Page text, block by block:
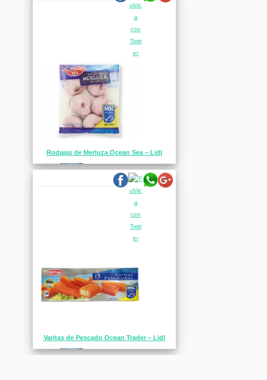
Rodajas de Merluza Ocean Sea – Lidl
Varitas de Pescado Ocean Trader – Lidl